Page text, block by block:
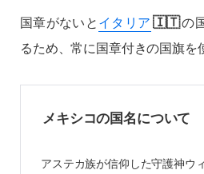
国章がないとイタリア🇮🇹の
るため、常に国章付きの国旗を
メキシコの国名について
アステカ族が信仰した守護神ウ